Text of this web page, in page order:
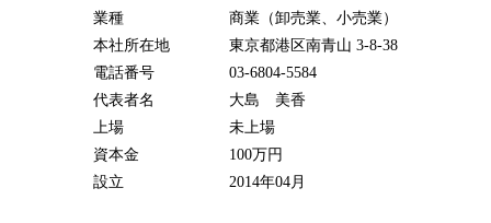
業種
商業（卸売業、小売業）
本社所在地
東京都港区南青山 3-8-38
電話番号
03-6804-5584
代表者名
大島 美香
上場
未上場
資本金
100万円
設立
2014年04月